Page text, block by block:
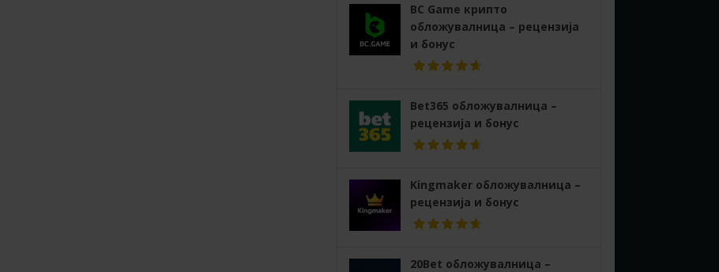
BC Game крипто
обложувалница – рецензија
и бонус
Bet365 обложувалница –
рецензија и бонус
Kingmaker обложувалница –
рецензија и бонус
20Bet обложувалница –